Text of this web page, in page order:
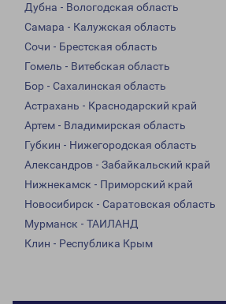
Дубна - Вологодская область
Самара - Калужская область
Сочи - Брестская область
Гомель - Витебская область
Бор - Сахалинская область
Астрахань - Краснодарский край
Артем - Владимирская область
Губкин - Нижегородская область
Александров - Забайкальский край
Нижнекамск - Приморский край
Новосибирск - Саратовская область
Мурманск - ТАИЛАНД
Клин - Республика Крым